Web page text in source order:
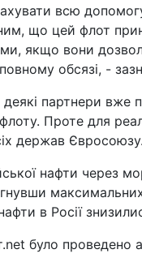
всю
що цей флот
якщо вони
обсязі, -
партнери вже
Проте для
держав Євросоюзу.
нафти через
в Росії
було проведено